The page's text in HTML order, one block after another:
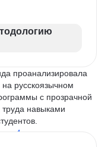
проанализировала
русскоязычном
с прозрачной
труда навыками
по
4 критериям